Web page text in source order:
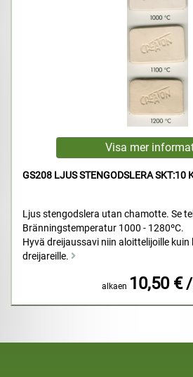
GS208 LJUS STENGODSLERA SKT:10
Ljus stengodslera utan chamotte. Se
Bränningstemperatur 1000 - 1280ºC.
Hyvä dreijaussavi niin aloittelijoille kuin
dreijareille.
alkaen 10,50 €